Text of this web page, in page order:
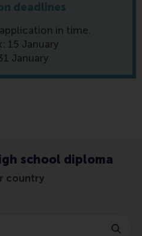
deadlines
in time.
15 January
January
school diploma
country